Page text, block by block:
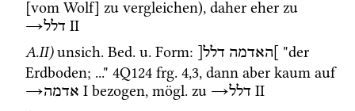
→דלל ‎ II
A.II)unsich. Bed. u. Form: ]האדמה דלל[
"der
Erdboden; ..." 4Q124 frg. 4,3
, dann aber kaum auf
→אדמה ‎ I bezogen, mögl. zu →דלל ‎ II